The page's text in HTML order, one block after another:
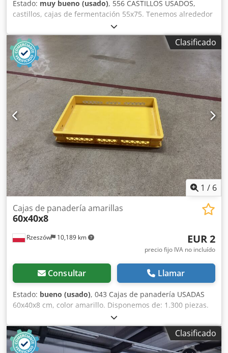
Estado: muy bueno (usado), 556 CASTILLOS USADOS,
castillos, cajas de fermentación 55x75. Tenemos alrededor
de 350 cajas, bandejas de prueba. Las cajas son de doble
pared DIMENSIONES EXTERIORES (en cm): - W 55 - largo 75
- altura 5 La unidad está lista para ser vista en nuestro
almacén (36-068 Bachórz, Polonia). Opciones disponibles
previo pago: transporte. El precio indicado es neto.
Dcsdstrlptopfx Aftek HABLAMOS INGLÉS, ALEMÁN,
FRANCÉS, RUSO, UCRANIANO.
Clasificado
1 / 6
Rzeszów 10,189 km
Cajas de panadería amarillas
60x40x8
EUR 2
precio fijo IVA no incluído
Consultar Llamar
Estado: bueno (usado), 043 Cajas de panadería USADAS
60x40x8 cm, color amarillo. Disponemos de: 1.300 piezas.
Dcjdsvzm Aijpfx Aftjk El dispositivo se encuentra en
nuestro almacén (36-068 Bachórz, Polonia). El precio
indicado es un precio neto. HABLAMOS INGLÉS, ALEMÁN,
FRANCÉS, RUSO Y UCRANIANO.
Clasificado